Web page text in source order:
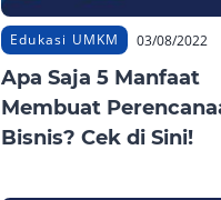
Edukasi UMKM 03/08/2022
Apa Saja 5 Manfaat
Membuat
Bisnis? Cek di Sini!